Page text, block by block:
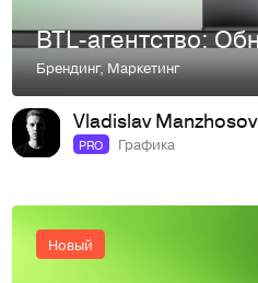
Брендинг,Маркетинг
Vladislav Manzhosov
PRO Графика
Новый